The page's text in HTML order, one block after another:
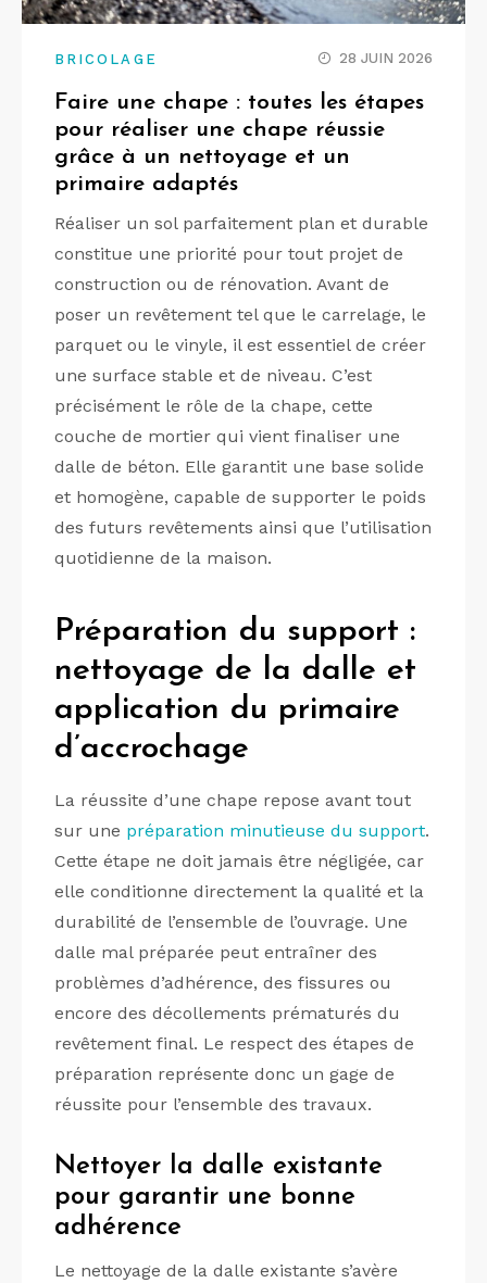
BRICOLAGE 28 JUIN 2026
Faire une chape : toutes les étapes
pour réaliser une chape réussie
grâce à un nettoyage et un
primaire adaptés
Réaliser un sol parfaitement plan et durable
constitue une priorité pour tout projet de
construction ou de rénovation. Avant de
poser un revêtement tel que le carrelage, le
parquet ou le vinyle, il est essentiel de créer
une surface stable et de niveau. C’est
précisément le rôle de la chape, cette
couche de mortier qui vient finaliser une
dalle de béton. Elle garantit une base solide
et homogène, capable de supporter le poids
des futurs revêtements ainsi que l’utilisation
quotidienne de la maison.
Préparation du support :
nettoyage de la dalle et
application du primaire
d’accrochage
La réussite d’une chape repose avant tout
sur une préparation minutieuse du support.
Cette étape ne doit jamais être négligée, car
elle conditionne directement la qualité et la
durabilité de l’ensemble de l’ouvrage. Une
dalle mal préparée peut entraîner des
problèmes d’adhérence, des fissures ou
encore des décollements prématurés du
revêtement final. Le respect des étapes de
préparation représente donc un gage de
réussite pour l’ensemble des travaux.
Nettoyer la dalle existante
pour garantir une bonne
adhérence
Le nettoyage de la dalle existante s’avère